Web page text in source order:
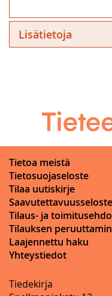
Lisätietoja
Tietoa meistä
Tietosuojaseloste
Tilaa uutiskirje
Saavutettavuusseloste
Tilaus- ja
Tilauksen
Laajennettu haku
Yhteystiedot
Tiedekirja